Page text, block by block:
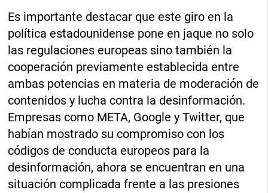
Es importante destacar que este giro en la
política estadounidense pone en jaque no solo
las regulaciones europeas sino también la
cooperación previamente establecida entre
ambas potencias en materia de moderación de
contenidos y lucha contra la desinformación.
Empresas como META, Google y Twitter, que
habían mostrado su compromiso con los
códigos de conducta europeos para la
desinformación, ahora se encuentran en una
situación complicada frente a las presiones